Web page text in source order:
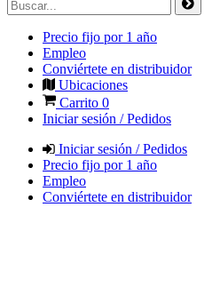
Precio fijo por 1 año
Empleo
Conviértete en distribuidor
Ubicaciones
Carrito 0
Iniciar sesión / Pedidos
Iniciar sesión / Pedidos
Precio fijo por 1 año
Empleo
Conviértete en distribuidor